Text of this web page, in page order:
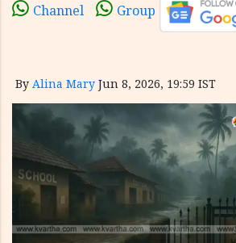
Channel Group
By Alina Mary Jun 8, 2026, 19:59 IST